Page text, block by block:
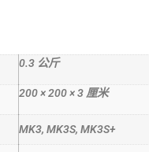
0.3 公斤
200 × 200 × 3 厘米
MK3, MK3S, MK3S+